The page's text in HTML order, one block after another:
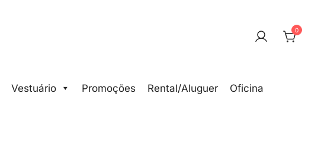
0
Vestuário Promoções Rental/Aluguer Oficina